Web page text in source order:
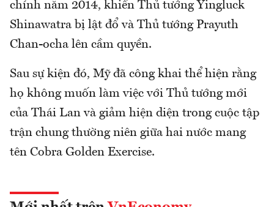
chính năm 2014, khiến Thủ tướng Yingluck
Shinawatra bị lật đổ và Thủ tướng Prayuth
Chan-ocha lên cầm quyền.
Sau sự kiện đó, Mỹ đã công khai thể hiện rằng
họ không muốn làm việc với Thủ tướng mới
của Thái Lan và giảm hiện diện trong cuộc tập
trận chung thường niên giữa hai nước mang
tên Cobra Golden Exercise.